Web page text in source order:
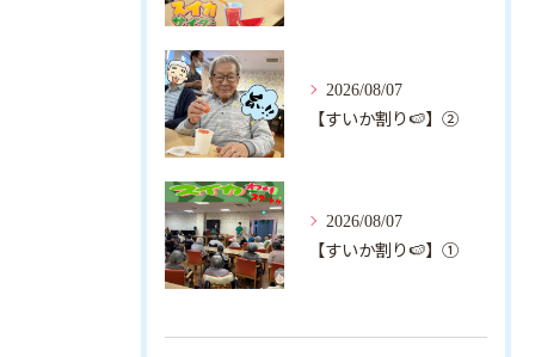
2026/08/07
【すいか割り🍉】②
2026/08/07
【すいか割り🍉】①